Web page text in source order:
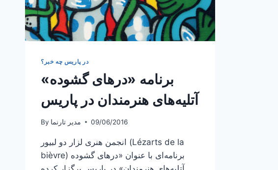
در پاریس چه خبر؟
برنامه «درهای گشوده»
آتلیه‌های هنرمندان در پاریس
By مدیر تارنما 09/06/2016
انجمن هنری لزار دو لبیور (Lézarts de la
bièvre) برنامه‌ای با عنوان «درهای گشوده